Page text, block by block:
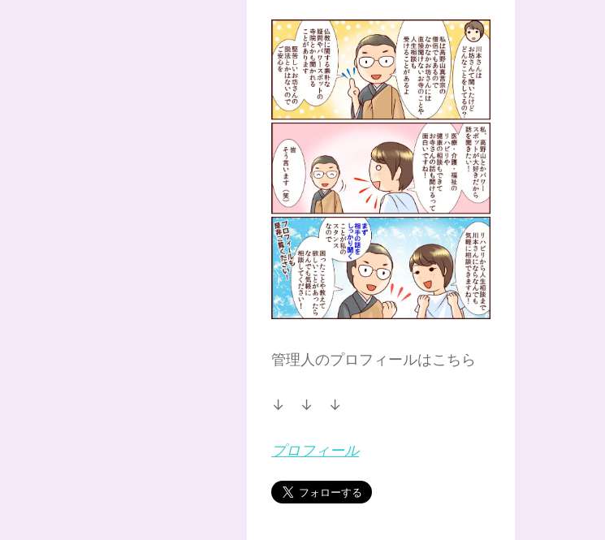
管理人のプロフィールはこちら
↓ ↓ ↓
プロフィール